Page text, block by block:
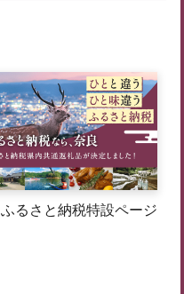
ふるさと納税特設ページ